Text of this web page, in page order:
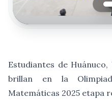
Estudiantes de
brillan en la
Matemáticas 2025 etapa